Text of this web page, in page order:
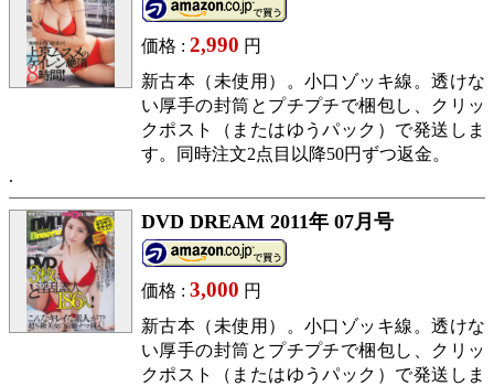
価格 : 2,990 円
新古本（未使用）。小口ゾッキ線。透けな
い厚手の封筒とプチプチで梱包し、クリッ
クポスト（またはゆうパック）で発送しま
す。同時注文2点目以降50円ずつ返金。
DVD DREAM 2011年 07月号
価格 : 3,000 円
新古本（未使用）。小口ゾッキ線。透けな
い厚手の封筒とプチプチで梱包し、クリッ
クポスト（またはゆうパック）で発送しま